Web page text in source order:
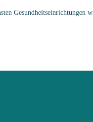
Gesundheitseinrichtungen